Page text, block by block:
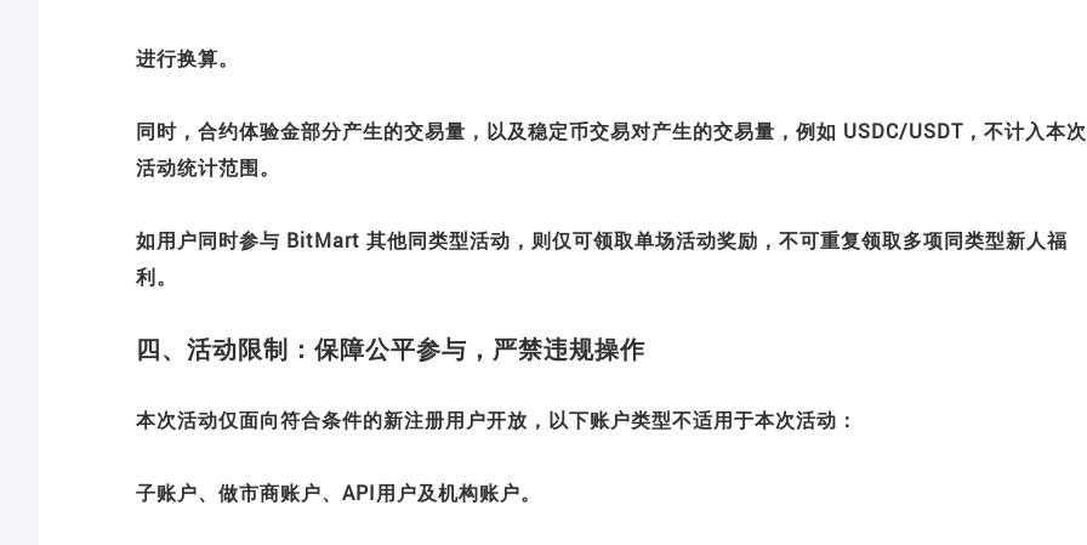
进行换算。
同时，合约体验金部分产生的交易量，以及稳定币交易对产生的交易量，例如 USDC/USDT，不计入本次
活动统计范围。
如用户同时参与 BitMart 其他同类型活动，则仅可领取单场活动奖励，不可重复领取多项同类型新人福
利。
四、活动限制：保障公平参与，严禁违规操作
本次活动仅面向符合条件的新注册用户开放，以下账户类型不适用于本次活动：
子账户、做市商账户、API用户及机构账户。